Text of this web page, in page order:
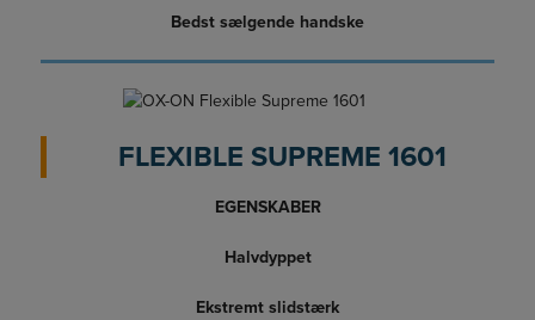
Bedst sælgende handske
FLEXIBLE SUPREME 1601
EGENSKABER
Halvdyppet
Ekstremt slidstærk